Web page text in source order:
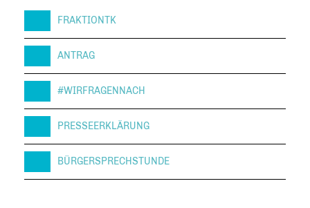
FRAKTIONTK
ANTRAG
#WIRFRAGENNACH
PRESSEERKLÄRUNG
BÜRGERSPRECHSTUNDE